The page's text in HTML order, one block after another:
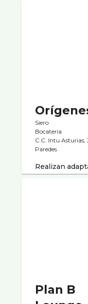
Siero
Bocaterí­a
C.C. Intu Asturias,
Paredes
Realizan
Plan B